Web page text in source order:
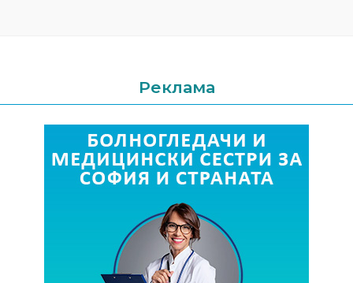
Реклама